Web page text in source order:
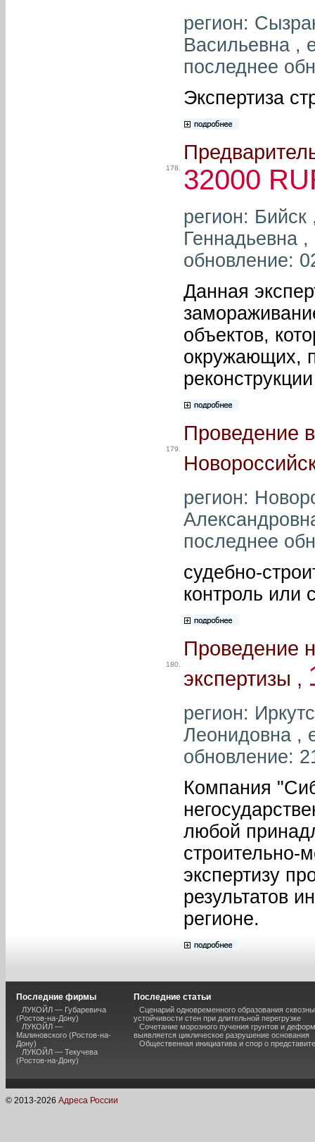
регион:
Васильевна ,
последнее
Экспертиза
178. 32000
регион:
Геннадьевна
обновление:
Данная
объектов,
окружающих,
179.
Проведение
регион:
последнее
судебно-
контроль или
180.
Проведение
экспертизы ,
регион:
Леонидовна ,
обновление:
Компания
любой
строительно-
экспертизу
результатов
регионе.
Последние фирмы
ЛУКОЙЛ — Губаревича
(Ростов-на-Дону)
ЛУКОЙЛ —
Малиновского (Ростов-на-
Дону)
ЛУКОЙЛ — Текучева
(Ростов-на-Дону)
Последние статьи
Сценарий одновременного образования
устойчивости стен при длительной перегрузке
Сочетание морозного пучения грунтов и
выявляется циклическое разрушение основания
Общественная инициатива и спор о
© 2013-2026 Адреса России